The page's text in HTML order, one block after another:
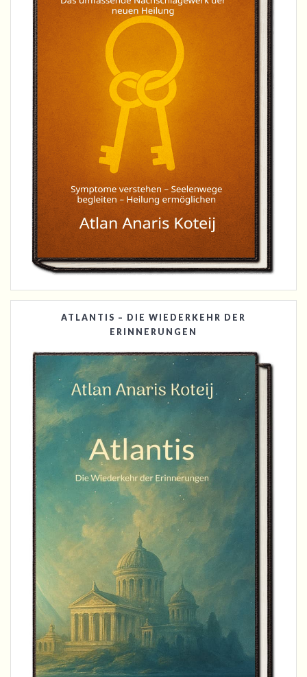
ATLANTIS – DIE WIEDERKEHR DER
ERINNERUNGEN